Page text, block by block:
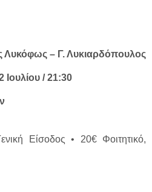
Λυκόφως – Γ. Λυκιαρδόπουλος
/ 21:30
Είσοδος • 20€ Φοιτητικό,